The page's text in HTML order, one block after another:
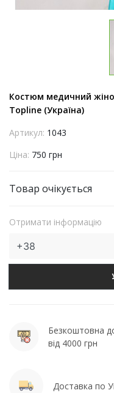
Костюм медичний
Topline (Україна)
Артикул: 1043
Ціна: 750 грн
Товар очікується
Отримати інформацію
Безкоштовна
від 4000 грн
Доставка по